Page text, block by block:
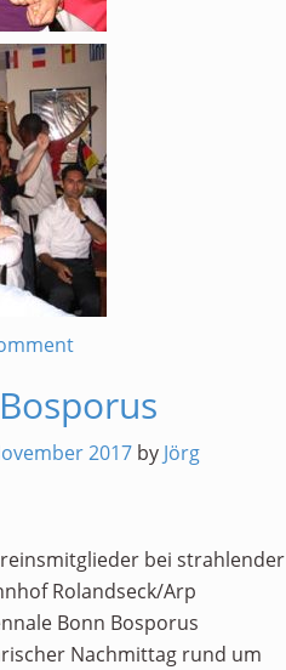
on
Europa-
Meisterschaft
2017 by Jörg
bei strahlender
Rolandseck/Arp
Bonn Bosporus
Nachmittag rund um